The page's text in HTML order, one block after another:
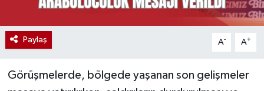
Paylaş A- A+
Görüşmelerde, bölgede yaşanan son gelişmeler